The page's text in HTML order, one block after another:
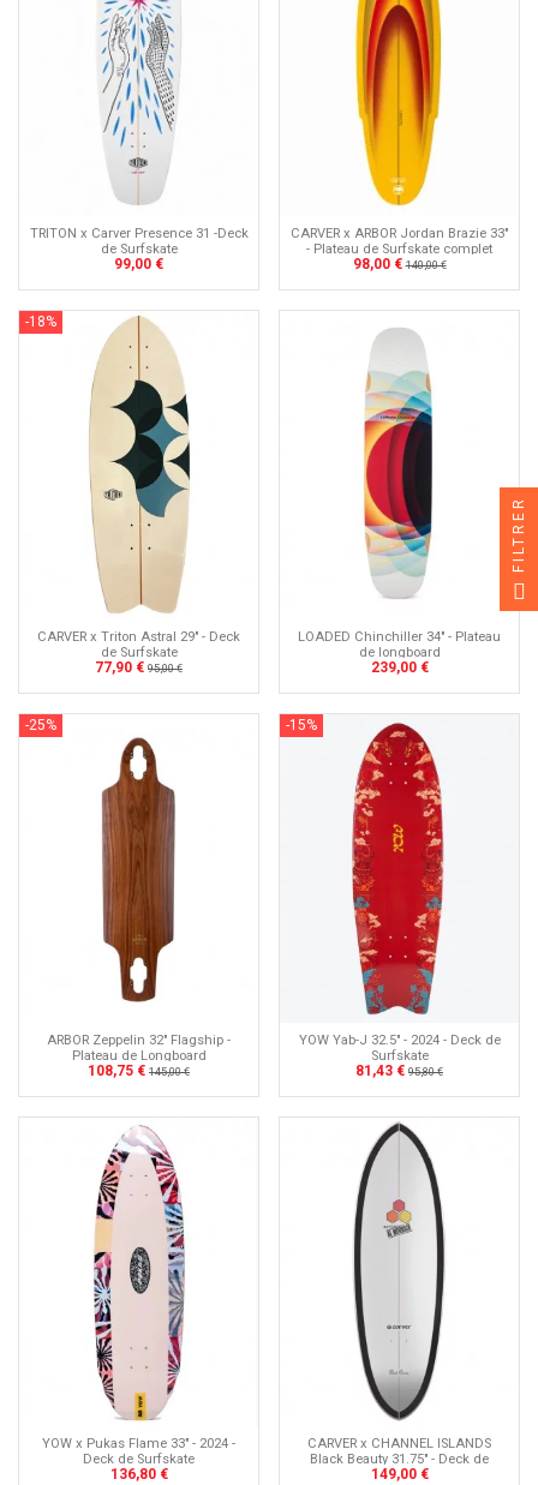
TRITON x Carver Presence 31 -Deck
de Surfskate
99,00 €
CARVER x ARBOR Jordan Brazie 33"
- Plateau de Surfskate complet
98,00 € 140,00 €
-18%
CARVER x Triton Astral 29" - Deck
de Surfskate
77,90 € 95,00 €
LOADED Chinchiller 34" - Plateau
de longboard
239,00 €
-25%
ARBOR Zeppelin 32" Flagship -
Plateau de Longboard
108,75 € 145,00 €
-15%
YOW Yab-J 32.5" - 2024 - Deck de
Surfskate
81,43 € 95,80 €
YOW x Pukas Flame 33" - 2024 -
Deck de Surfskate
136,80 €
CARVER x CHANNEL ISLANDS
Black Beauty 31.75" - Deck de
Surfskate
149,00 €
FILTRER